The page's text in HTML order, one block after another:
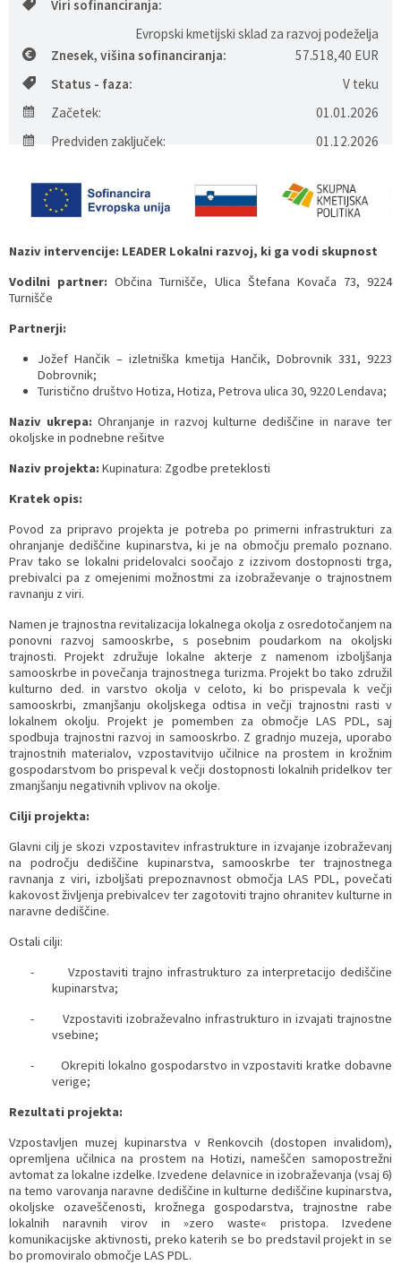
Viri sofinanciranja:
Evropski kmetijski sklad za razvoj podeželja
Znesek, višina sofinanciranja:
57.518,40 EUR
Status - faza:
V teku
Začetek:
01.01.2026
Predviden zaključek:
01.12.2026
Naziv intervencije: LEADER Lokalni razvoj, ki ga vodi skupnost
Vodilni partner:Občina Turnišče, Ulica Štefana Kovača 73, 9224
Turnišče
Partnerji:
Jožef Hančik – izletniška kmetija Hančik, Dobrovnik 331, 9223
Dobrovnik;
Turistično društvo Hotiza, Hotiza, Petrova ulica 30, 9220 Lendava;
Naziv ukrepa: Ohranjanje in razvoj kulturne dediščine in narave ter
okoljske in podnebne rešitve
Naziv projekta: Kupinatura: Zgodbe preteklosti
Kratek opis:
Povod za pripravo projekta je potreba po primerni infrastrukturi za
ohranjanje dediščine kupinarstva, ki je na območju premalo poznano.
Prav tako se lokalni pridelovalci soočajo z izzivom dostopnosti trga,
prebivalci pa z omejenimi možnostmi za izobraževanje o trajnostnem
ravnanju z viri.
Namen je trajnostna revitalizacija lokalnega okolja z osredotočanjem na
ponovni razvoj samooskrbe, s posebnim poudarkom na okoljski
trajnosti. Projekt združuje lokalne akterje z namenom izboljšanja
samooskrbe in povečanja trajnostnega turizma. Projekt bo tako združil
kulturno ded. in varstvo okolja v celoto, ki bo prispevala k večji
samooskrbi, zmanjšanju okoljskega odtisa in večji trajnostni rasti v
lokalnem okolju. Projekt je pomemben za območje LAS PDL, saj
spodbuja trajnostni razvoj in samooskrbo. Z gradnjo muzeja, uporabo
trajnostnih materialov, vzpostavitvijo učilnice na prostem in krožnim
gospodarstvom bo prispeval k večji dostopnosti lokalnih pridelkov ter
zmanjšanju negativnih vplivov na okolje.
Cilji projekta:
Glavni cilj je skozi vzpostavitev infrastrukture in izvajanje izobraževanj
na področju dediščine kupinarstva, samooskrbe ter trajnostnega
ravnanja z viri, izboljšati prepoznavnost območja LAS PDL, povečati
kakovost življenja prebivalcev ter zagotoviti trajno ohranitev kulturne in
naravne dediščine.
Ostali cilji:
- Vzpostaviti trajno infrastrukturo za interpretacijo dediščine
kupinarstva;
- Vzpostaviti izobraževalno infrastrukturo in izvajati trajnostne
vsebine;
- Okrepiti lokalno gospodarstvo in vzpostaviti kratke dobavne
verige;
Rezultati projekta:
Vzpostavljen muzej kupinarstva v Renkovcih (dostopen invalidom),
opremljena učilnica na prostem na Hotizi, nameščen samopostrežni
avtomat za lokalne izdelke. Izvedene delavnice in izobraževanja (vsaj 6)
na temo varovanja naravne dediščine in kulturne dediščine kupinarstva,
okoljske ozaveščenosti, krožnega gospodarstva, trajnostne rabe
lokalnih naravnih virov in »zero waste« pristopa. Izvedene
komunikacijske aktivnosti, preko katerih se bo predstavil projekt in se
bo promoviralo območje LAS PDL.
Strateški dokumenti
Lokalne volitve
Interni kanal